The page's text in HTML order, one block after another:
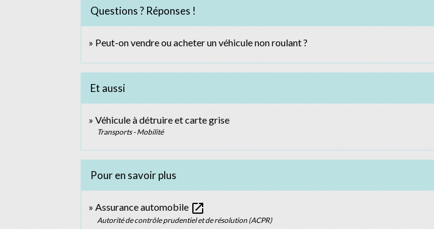
Questions ? Réponses !
Peut-on vendre ou acheter un véhicule non roulant ?
Et aussi
Véhicule à détruire et carte grise
Transports - Mobilité
Pour en savoir plus
Assurance automobile open_in_new
Autorité de contrôle prudentiel et de résolution (ACPR)